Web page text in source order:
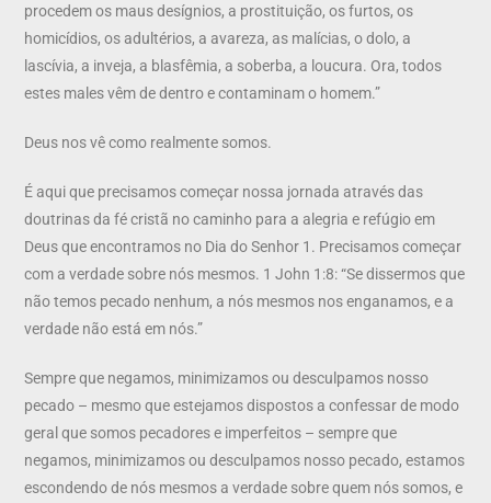
procedem os maus desígnios, a prostituição, os furtos, os
homicídios, os adultérios, a avareza, as malícias, o dolo, a
lascívia, a inveja, a blasfêmia, a soberba, a loucura. Ora, todos
estes males vêm de dentro e contaminam o homem.”
Deus nos vê como realmente somos.
É aqui que precisamos começar nossa jornada através das
doutrinas da fé cristã no caminho para a alegria e refúgio em
Deus que encontramos no Dia do Senhor 1. Precisamos começar
com a verdade sobre nós mesmos. 1 John 1:8: “Se dissermos que
não temos pecado nenhum, a nós mesmos nos enganamos, e a
verdade não está em nós.”
Sempre que negamos, minimizamos ou desculpamos nosso
pecado – mesmo que estejamos dispostos a confessar de modo
geral que somos pecadores e imperfeitos – sempre que
negamos, minimizamos ou desculpamos nosso pecado, estamos
escondendo de nós mesmos a verdade sobre quem nós somos, e